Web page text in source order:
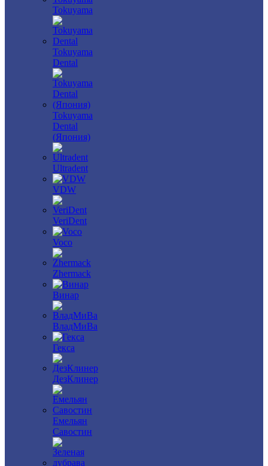
Tokuyama
Tokuyama
Dental
Tokuyama
Dental
(Япония)
Ultradent
VDW
VeriDent
Voco
Zhermack
Винар
ВладМиВа
Гекса
ДезКлинер
Емельян
Савостин